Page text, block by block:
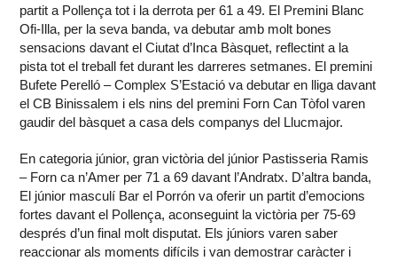
partit a Pollença tot i la derrota per 61 a 49. El Premini Blanc
Ofi-Illa, per la seva banda, va debutar amb molt bones
sensacions davant el Ciutat d’Inca Bàsquet, reflectint a la
pista tot el treball fet durant les darreres setmanes. El premini
Bufete Perelló – Complex S’Estació va debutar en lliga davant
el CB Binissalem i els nins del premini Forn Can Tòfol varen
gaudir del bàsquet a casa dels companys del Llucmajor.
En categoria júnior, gran victòria del júnior Pastisseria Ramis
– Forn ca n’Amer per 71 a 69 davant l’Andratx. D’altra banda,
El júnior masculí Bar el Porrón va oferir un partit d’emocions
fortes davant el Pollença, aconseguint la victòria per 75-69
després d’un final molt disputat. Els júniors varen saber
reaccionar als moments difícils i van demostrar caràcter i